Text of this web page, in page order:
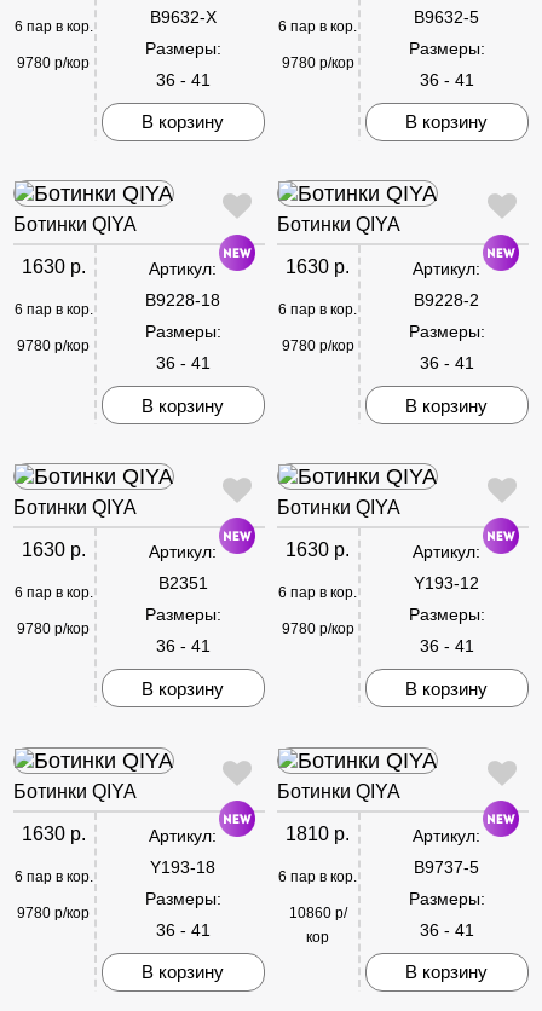
6 пар в кор.
9780 р/кор
B9632-X
Размеры:
36 - 41
В корзину
6 пар в кор.
9780 р/кор
B9632-5
Размеры:
36 - 41
В корзину
Ботинки QIYA
1630 р.
6 пар в кор.
9780 р/кор
Артикул:
B9228-18
Размеры:
36 - 41
В корзину
Ботинки QIYA
1630 р.
6 пар в кор.
9780 р/кор
Артикул:
B9228-2
Размеры:
36 - 41
В корзину
Ботинки QIYA
1630 р.
6 пар в кор.
9780 р/кор
Артикул:
B2351
Размеры:
36 - 41
В корзину
Ботинки QIYA
1630 р.
6 пар в кор.
9780 р/кор
Артикул:
Y193-12
Размеры:
36 - 41
В корзину
Ботинки QIYA
1630 р.
6 пар в кор.
9780 р/кор
Артикул:
Y193-18
Размеры:
36 - 41
В корзину
Ботинки QIYA
1810 р.
6 пар в кор.
10860 р/
кор
Артикул:
B9737-5
Размеры:
36 - 41
В корзину